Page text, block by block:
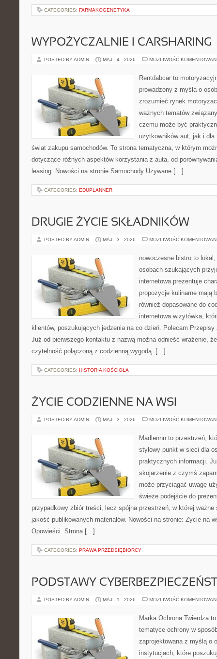
CATEGORIES: FARMAKOGENETYKA
WYPOŻYCZALNIE I CARSHARING
POSTED BY ADMIN MAJ - 4 - 2026 MOŻLIWOŚĆ
Rentdabcar to
prowadzony z myślą o
zrozumieć rynek
ważnych tematów
czemu może być
użytkowników aut, jak i
świat zakupu samochodów. To strona tematyczna, w którym
dotyczące różnych aspektów korzystania z auta, od
leasing. Nowości na stronie Samochody Używane […]
CATEGORIES: EDUPLANNER
DRUGIE ŻYCIE SKŁADNIKÓW
POSTED BY ADMIN MAJ - 3 - 2026 MOŻLIWOŚĆ
nowoczesne bistro to
osobach szukających
internetowa prezentuje
propozycje kulinarne mają
również dopasowane do
internetowa wizytówka,
klientów, poszukujących jedzenia na co dzień. Polecam
Już od pierwszego kontaktu z nazwą można odnieść wrażenie,
czytelność połączoną z codzienną wygodą. […]
CATEGORIES: HISTORIA KOŚCIOŁA
ŻYCIE CODZIENNE NA WSI
POSTED BY ADMIN MAJ - 3 - 2026 MOŻLIWOŚĆ
Madlennn to przestrzeń,
stylowy punkt w sieci dla
praktycznych informacji.
skojarzenie z czymś
może przyciągać uwagę
świeże podejście do
przypadkowy zbiór treści, lecz spójna przestrzeń, w której
jakość publikowanych materiałów. Nowości na stronie: Życie na
Opowieści. Strona […]
CATEGORIES: PRAWA PRZEDSIĘBIORCY
PODSTAWY
POSTED BY ADMIN MAJ - 1 - 2026 MOŻLIWOŚĆ
Marka Ochrona Twierdza
tematyce ochrony w
zaprojektowana z myślą o
instytucjach, które